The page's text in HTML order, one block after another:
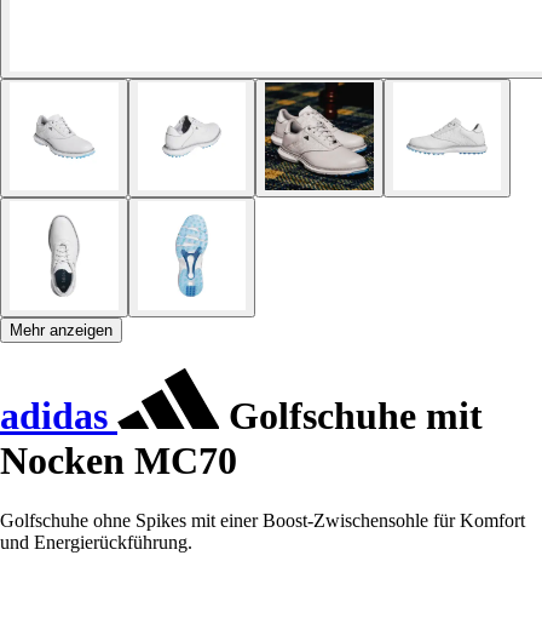
Mehr anzeigen
adidas
Golfschuhe mit
Nocken MC70
Golfschuhe ohne Spikes mit einer Boost-Zwischensohle für Komfort
und Energierückführung.